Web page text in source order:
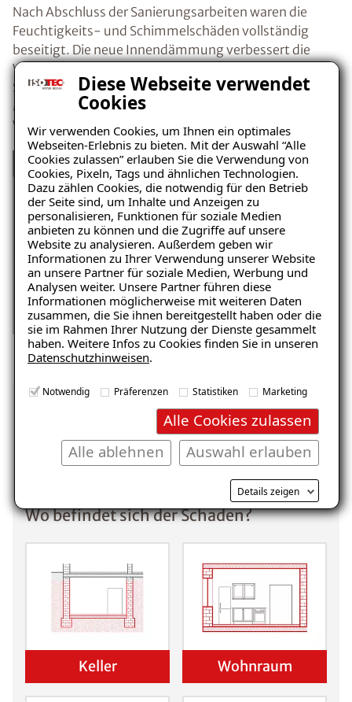
Diese Webseite verwendet
Cookies
Wir verwenden Cookies, um Ihnen ein optimales
Webseiten-Erlebnis zu bieten. Mit der Auswahl “Alle
Cookies zulassen” erlauben Sie die Verwendung von
Cookies, Pixeln, Tags und ähnlichen Technologien.
Dazu zählen Cookies, die notwendig für den Betrieb
der Seite sind, um Inhalte und Anzeigen zu
personalisieren, Funktionen für soziale Medien
anbieten zu können und die Zugriffe auf unsere
Website zu analysieren. Außerdem geben wir
Informationen zu Ihrer Verwendung unserer Website
an unsere Partner für soziale Medien, Werbung und
Analysen weiter. Unsere Partner führen diese
Informationen möglicherweise mit weiteren Daten
zusammen, die Sie ihnen bereitgestellt haben oder die
sie im Rahmen Ihrer Nutzung der Dienste gesammelt
haben. Weitere Infos zu Cookies finden Sie in unseren
Datenschutzhinweisen.
Notwendig Präferenzen Statistiken Marketing
Alle Cookies zulassen
Auswahl erlauben
Alle ablehnen
Details zeigen
Nach Abschluss der Sanierungsarbeiten waren die
Feuchtigkeits- und Schimmelschäden vollständig
beseitigt. Die neue Innendämmung verbessert die
Wärmeregulierung und verhindert erneuten
Schimmelbefall. Dadurch konnte die Wohnqualität der
Mieterin deutlich verbessert und die langfristige
Werterhaltung des Gebäudes gesichert werden.
Unverbindliche
Schadensanalyse erhalten
Wo befindet sich der Schaden?
Keller Wohnraum
Ratgeber „Sofort-Tipps gegen
Feuchtigkeit“
– jetzt kostenlos
herunterladen!
E-Mail eingeben
Kostenlosen Ratgeber anfordern